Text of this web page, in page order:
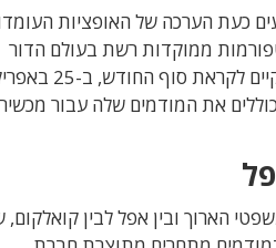
כעת הערכה של האופציות
ממוקדות רשת בעולם הדור
החמישי". חברת אינטל מתכננת לספק מידע נוסף על תהליך ההערכה בארוע שיתקיים
את המודמים שלה עבור
הארוך ובין אפל לבין קואלקום,